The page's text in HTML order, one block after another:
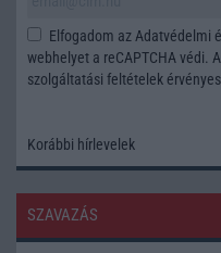
Elfogadom az Adatvédelmi
webhelyet a reCAPTCHA védi.
szolgáltatási feltételek
Korábbi hírlevelek
SZAVAZÁS